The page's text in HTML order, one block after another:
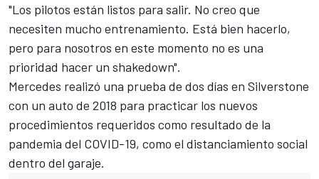
"Los pilotos están listos para salir. No creo que
necesiten mucho entrenamiento. Está bien hacerlo,
pero para nosotros en este momento no es una
prioridad hacer un shakedown".
Mercedes realizó una prueba de dos días en Silverstone
con un auto de 2018 para practicar los nuevos
procedimientos requeridos como resultado de la
pandemia del COVID-19, como el distanciamiento social
dentro del garaje.